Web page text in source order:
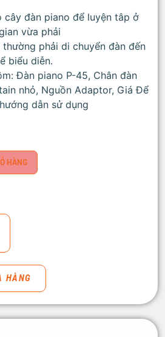
cây đàn piano để luyện tâp ở
vừa phải
phải di chuyển đàn đến
biểu diễn.
Đàn piano P-45, Chân đàn
nhỏ, Nguồn Adaptor, Giá Để
dẫn sử dụng
HÀNG
HÀNG